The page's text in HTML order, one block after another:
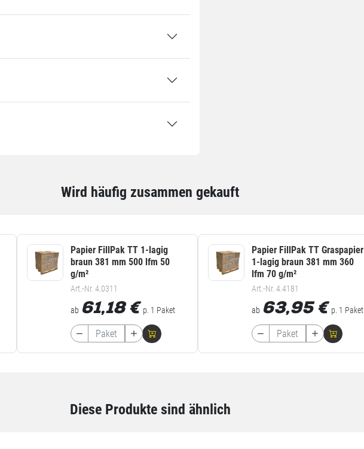
Wird häufig zusammen gekauft
Papier FillPak TT 1-lagig
braun 381 mm 500 lfm 50
g/m²
Art.-Nr. 4.0311
ab 61,18€ p. 1 Paket
Papier FillPak TT Graspapier
1-lagig braun 381 mm 360
lfm 70 g/m²
Art.-Nr. 4.4181
ab 63,95 € p. 1 Paket
Diese Produkte sind ähnlich